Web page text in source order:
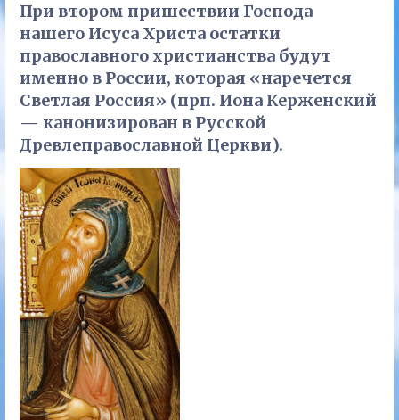
При втором пришествии Господа
нашего Исуса Христа остатки
православного христианства будут
именно в России, которая «наречется
Светлая Россия» (прп. Иона Керженский
— канонизирован в Русской
Древлеправославной Церкви).